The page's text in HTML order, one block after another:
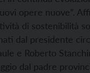
opere nuove”.
di sostenibilità
dal presidente
e Roberto
dal padre